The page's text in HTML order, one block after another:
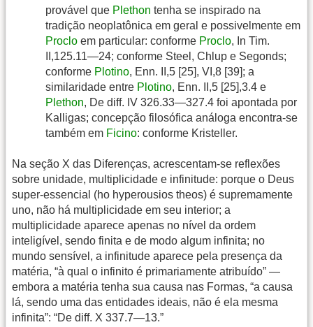
provável que Plethon tenha se inspirado na
tradição neoplatônica em geral e possivelmente em
Proclo em particular: conforme Proclo, In Tim.
II,125.11—24; conforme Steel, Chlup e Segonds;
conforme Plotino, Enn. II,5 [25], VI,8 [39]; a
similaridade entre Plotino, Enn. II,5 [25],3.4 e
Plethon, De diff. IV 326.33—327.4 foi apontada por
Kalligas; concepção filosófica análoga encontra-se
também em Ficino: conforme Kristeller.
Na seção X das Diferenças, acrescentam-se reflexões
sobre unidade, multiplicidade e infinitude: porque o Deus
super-essencial (ho hyperousios theos) é supremamente
uno, não há multiplicidade em seu interior; a
multiplicidade aparece apenas no nível da ordem
inteligível, sendo finita e de modo algum infinita; no
mundo sensível, a infinitude aparece pela presença da
matéria, “à qual o infinito é primariamente atribuído” —
embora a matéria tenha sua causa nas Formas, “a causa
lá, sendo uma das entidades ideais, não é ela mesma
infinita”: “De diff. X 337.7—13.”